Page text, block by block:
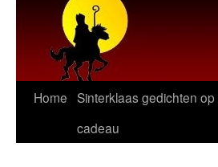
Home Sinterklaas gedichten op
cadeau